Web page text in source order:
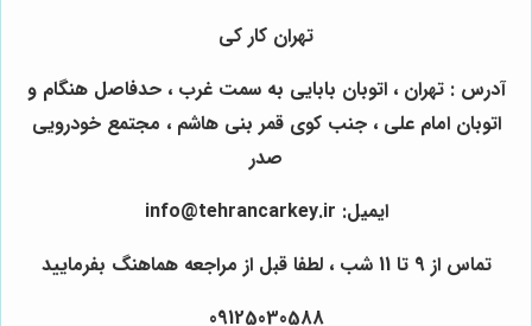
تهران کار کی
آدرس : تهران ، اتوبان بابایی به سمت غرب ، حدفاصل هنگام و
اتوبان امام علی ، جنب کوی قمر بنی هاشم ، مجتمع خودرویی
صدر
ایمیل: info@tehrancarkey.ir
تماس از 9 تا 11 شب ، لطفا قبل از مراجعه هماهنگ بفرمایید
09125030588